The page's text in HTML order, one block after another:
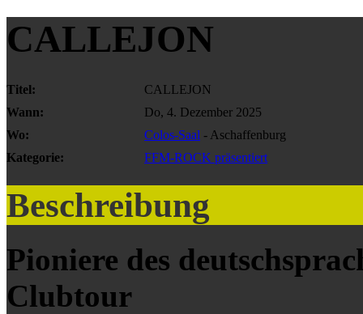
CALLEJON
Titel:
CALLEJON
Wann:
Do, 4. Dezember 2025
Wo:
Colos-Saal - Aschaffenburg
Kategorie:
FFM-ROCK präsentiert
Beschreibung
Pioniere des
Clubtour